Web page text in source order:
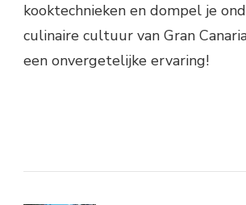
kooktechnieken en dompel je
culinaire cultuur van Gran
een onvergetelijke ervaring!